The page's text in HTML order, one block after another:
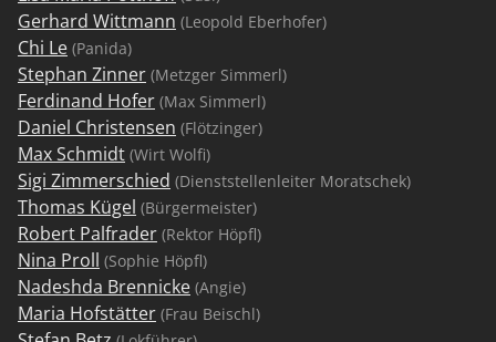
Gerhard Wittmann (Leopold Eberhofer)
Chi Le (Panida)
Stephan Zinner (Metzger Simmerl)
Ferdinand Hofer (Max Simmerl)
Daniel Christensen (Flötzinger)
Max Schmidt (Wirt Wolfi)
Sigi Zimmerschied (Dienststellenleiter Moratschek)
Thomas Kügel (Bürgermeister)
Robert Palfrader (Rektor Höpfl)
Nina Proll (Sophie Höpfl)
Nadeshda Brennicke (Angie)
Maria Hofstätter (Frau Beischl)